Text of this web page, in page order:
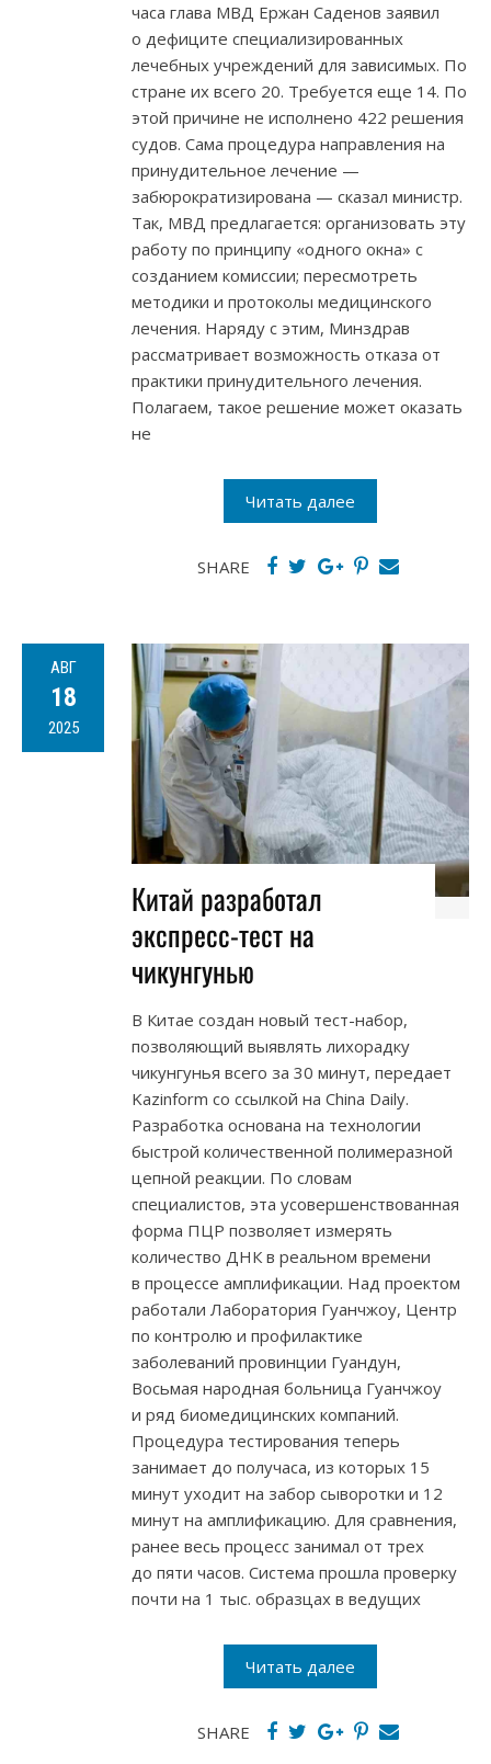
часа глава МВД Ержан Саденов заявил
о дефиците специализированных
лечебных учреждений для зависимых. По
стране их всего 20. Требуется еще 14. По
этой причине не исполнено 422 решения
судов. Сама процедура направления на
принудительное лечение —
забюрократизирована — сказал министр.
Так, МВД предлагается: организовать эту
работу по принципу «одного окна» с
созданием комиссии; пересмотреть
методики и протоколы медицинского
лечения. Наряду с этим, Минздрав
рассматривает возможность отказа от
практики принудительного лечения.
Полагаем, такое решение может оказать
не
Читать далее
SHARE
АВГ
18
2025
Китай разработал
экспресс-тест на
чикунгунью
В Китае создан новый тест-набор,
позволяющий выявлять лихорадку
чикунгунья всего за 30 минут, передает
Kazinform со ссылкой на China Daily.
Разработка основана на технологии
быстрой количественной полимеразной
цепной реакции. По словам
специалистов, эта усовершенствованная
форма ПЦР позволяет измерять
количество ДНК в реальном времени
в процессе амплификации. Над проектом
работали Лаборатория Гуанчжоу, Центр
по контролю и профилактике
заболеваний провинции Гуандун,
Восьмая народная больница Гуанчжоу
и ряд биомедицинских компаний.
Процедура тестирования теперь
занимает до получаса, из которых 15
минут уходит на забор сыворотки и 12
минут на амплификацию. Для сравнения,
ранее весь процесс занимал от трех
до пяти часов. Система прошла проверку
почти на 1 тыс. образцах в ведущих
Читать далее
SHARE